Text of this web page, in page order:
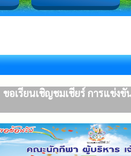
ขอเรียนเชิญชมเชียร์ การแข่ง